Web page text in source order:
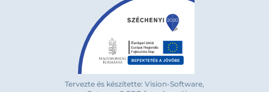
Tervezte és készítette: Vision-Software,